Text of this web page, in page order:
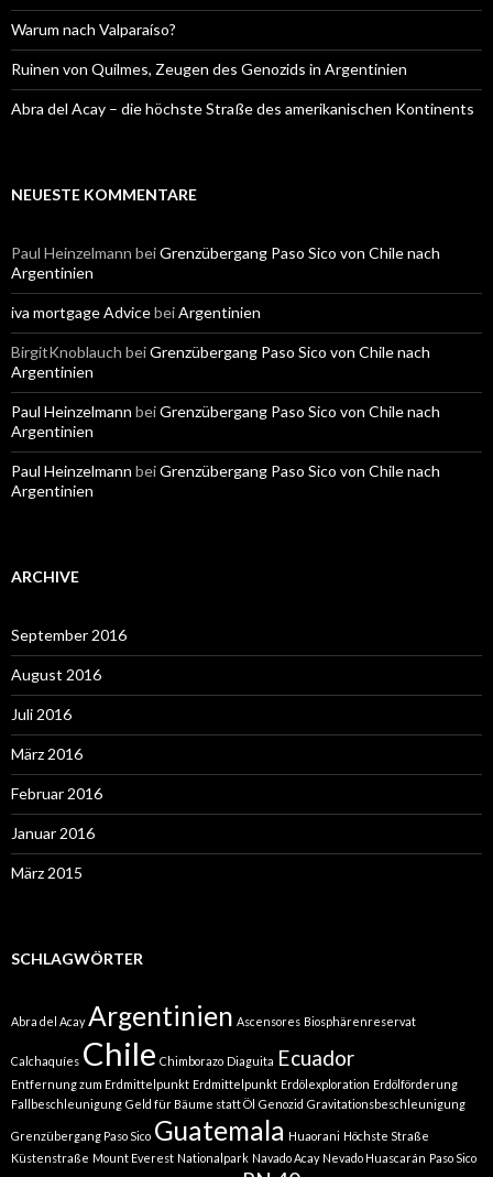
Warum nach Valparaíso?
Ruinen von Quilmes, Zeugen des Genozids in Argentinien
Abra del Acay – die höchste Straße des amerikanischen Kontinents
NEUESTE KOMMENTARE
Paul Heinzelmann beiGrenzübergang Paso Sico von Chile nach
Argentinien
iva mortgage AdvicebeiArgentinien
BirgitKnoblauch beiGrenzübergang Paso Sico von Chile nach
Argentinien
Paul Heinzelmann beiGrenzübergang Paso Sico von Chile nach
Argentinien
Paul Heinzelmann beiGrenzübergang Paso Sico von Chile nach
Argentinien
ARCHIVE
September 2016
August 2016
Juli 2016
März 2016
Februar 2016
Januar 2016
März 2015
SCHLAGWÖRTER
Abra del Acay Argentinien Ascensores Biosphärenreservat
Calchaquíes Chile Chimborazo Diaguita Ecuador
Entfernung zum Erdmittelpunkt Erdmittelpunkt Erdölexploration Erdölförderung
Fallbeschleunigung Geld für Bäume statt Öl Genozid Gravitationsbeschleunigung
Grenzübergang Paso Sico Guatemala Huaorani Höchste Straße
Küstenstraße Mount Everest Nationalpark Navado Acay Nevado Huascarán Paso Sico